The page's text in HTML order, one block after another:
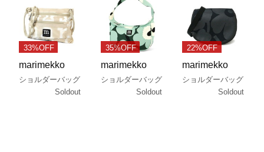
33%OFF
marimekko
ショルダーバッグ
Soldout
35%OFF
marimekko
ショルダーバッグ
Soldout
22%OFF
marimekko
ショルダーバッグ
Soldout